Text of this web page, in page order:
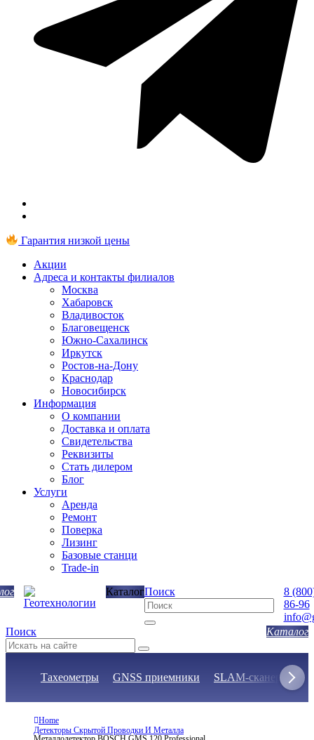
Гарантия низкой цены
Акции
Адреса и контакты филиалов
Москва
Хабаровск
Владивосток
Благовещенск
Южно-Сахалинск
Иркутск
Ростов-на-Дону
Краснодар
Новосибирск
Информация
О компании
Доставка и оплата
Свидетельства
Реквизиты
Стать дилером
Блог
Услуги
Аренда
Ремонт
Поверка
Лизинг
Базовые станци
Trade-in
КаталогПоиск
8
86-96
Поиск
Тахеометры GNSS приемники SLAM-сканеры
Home
Детекторы Скрытой Проводки И Металла